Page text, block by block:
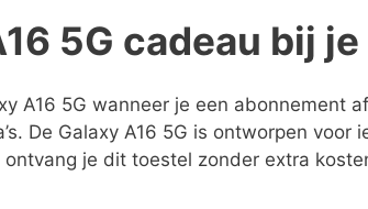
5G cadeau bij
A16 5G wanneer je een abonnement
De Galaxy A16 5G is ontworpen voor
je dit toestel zonder extra